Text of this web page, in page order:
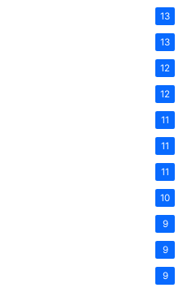
13
13
12
12
11
11
11
10
9
9
9